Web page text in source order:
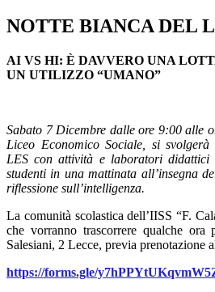
NOTTE BIANCA DEL
AI VS HI: È DAVVERO UNA
UN UTILIZZO “UMANO”
Sabato 7 Dicembre dalle ore 9:00 alle
Liceo Economico Sociale, si
LES con attività e laboratori didattici
studenti in una mattinata all’insegna
riflessione sull’intelligenza.
La comunità scolastica dell’IISS “F.
che vorranno trascorrere qualche
Salesiani, 2 Lecce, previa prenotazione
https://forms.gle/